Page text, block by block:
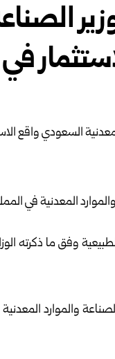
في
‏المعدنية في
وفق ما ذكرته